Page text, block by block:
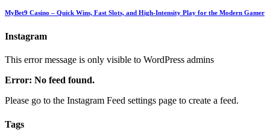
MyBet9 Casino – Quick Wins, Fast Slots, and High‑Intensity Play for the Modern Gamer
Instagram
This error message is only visible to WordPress admins
Error: No feed found.
Please go to the Instagram Feed settings page to create a feed.
Tags